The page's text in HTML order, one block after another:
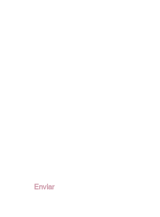
Enviar